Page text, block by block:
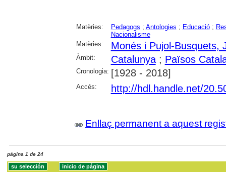
Matèries: Pedagogs ; Antologies ; Educació;
Nacionalisme
Matèries:
Monés i Pujol-Busquets,
Àmbit: Catalunya; Països
Cronologia: [1928 - 2018]
Accés: http://hdl.handle.net/
Enllaç permanent a aquest
página 1 de 24